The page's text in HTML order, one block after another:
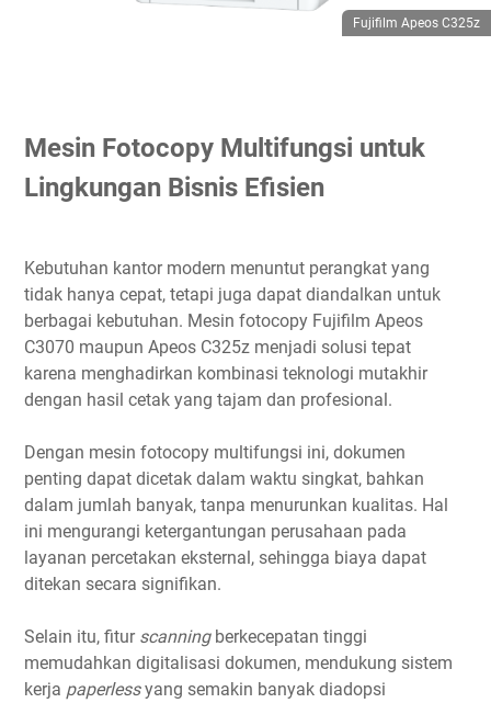
Fujifilm Apeos C325z
Mesin Fotocopy Multifungsi untuk
Lingkungan Bisnis Efisien
Kebutuhan kantor modern menuntut perangkat yang
tidak hanya cepat, tetapi juga dapat diandalkan untuk
berbagai kebutuhan. Mesin fotocopy Fujifilm Apeos
C3070 maupun Apeos C325z menjadi solusi tepat
karena menghadirkan kombinasi teknologi mutakhir
dengan hasil cetak yang tajam dan profesional.
Dengan mesin fotocopy multifungsi ini, dokumen
penting dapat dicetak dalam waktu singkat, bahkan
dalam jumlah banyak, tanpa menurunkan kualitas. Hal
ini mengurangi ketergantungan perusahaan pada
layanan percetakan eksternal, sehingga biaya dapat
ditekan secara signifikan.
Selain itu, fitur scanningberkecepatan tinggi
memudahkan digitalisasi dokumen, mendukung sistem
kerja paperlessyang semakin banyak diadopsi